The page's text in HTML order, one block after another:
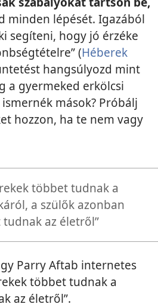
minden lépését. Igazából
segíteni, hogy jó érzéke
(Héberek
hangsúlyozd mint
a gyermeked erkölcsi
mások? Próbálj
hozzon, ha te nem vagy
többet tudnak a
a szülők azonban
az életről”
Parry Aftab internetes
többet tudnak a
az életről”.